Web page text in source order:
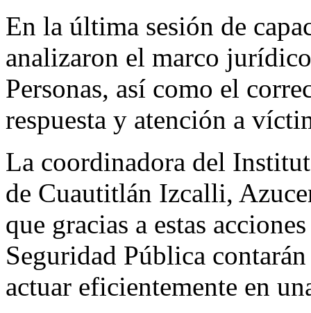
En la última sesión de
analizaron el marco
Personas, así como el
respuesta y atención a
La coordinadora del
de Cuautitlán Izcalli,
que gracias a estas
Seguridad Pública
actuar eficientemente en